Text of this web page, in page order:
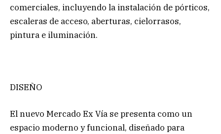
comerciales, incluyendo la instalación de pórticos,
escaleras de acceso, aberturas, cielorrasos,
pintura e iluminación.
DISEÑO
El nuevo Mercado Ex Vía se presenta como un
espacio moderno y funcional, diseñado para